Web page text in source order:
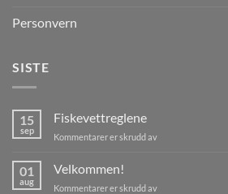
Personvern
SISTE
15
sep
Fiskevettreglene
Kommentarer er skrudd avfor
01
aug
Velkommen!
Kommentarer er skrudd avfor